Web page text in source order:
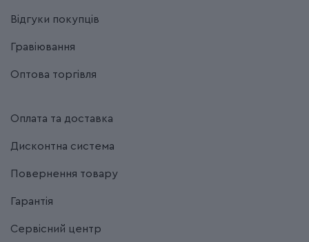
Відгуки покупців
Гравіювання
Оптова торгівля
Оплата та доставка
Дисконтна система
Повернення товару
Гарантія
Сервісний центр